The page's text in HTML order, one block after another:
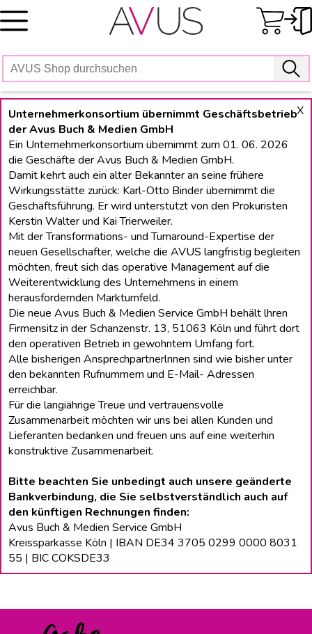
Skip
to
X
Unternehmerkonsortium übernimmt Geschäftsbetrieb
der Avus Buch & Medien GmbH
Ein Unternehmerkonsortium übernimmt zum 01. 06. 2026
die Geschäfte der Avus Buch & Medien GmbH.
Damit kehrt auch ein alter Bekannter an seine frühere
Wirkungsstätte zurück: Karl-Otto Binder übernimmt die
Geschäftsführung. Er wird unterstützt von den Prokuristen
Kerstin Walter und Kai Trierweiler.
Mit der Transformations- und Turnaround-Expertise der
neuen Gesellschafter, welche die AVUS langfristig begleiten
möchten, freut sich das operative Management auf die
Weiterentwicklung des Unternehmens in einem
herausfordernden Marktumfeld.
Die neue Avus Buch & Medien Service GmbH behält lhren
Firmensitz in der Schanzenstr. 13, 51063 Köln und führt dort
den operativen Betrieb in gewohntem Umfang fort.
Alle bisherigen Ansprechpartnerlnnen sind wie bisher unter
den bekannten Rufnummern und E-Mail- Adressen
erreichbar.
Für die langiährige Treue und vertrauensvolle
Zusammenarbeit möchten wir uns bei allen Kunden und
Lieferanten bedanken und freuen uns auf eine weiterhin
konstruktive Zusammenarbeit.
Bitte beachten Sie unbedingt auch unsere geänderte
Bankverbindung, die Sie selbstverständlich auch auf
den künftigen Rechnungen finden:
Avus Buch & Medien Service GmbH
Kreissparkasse Köln | IBAN DE34 3705 0299 0000 8031
55 | BIC COKSDE33